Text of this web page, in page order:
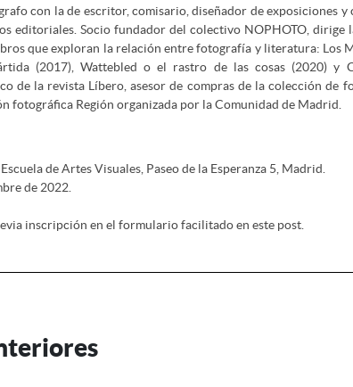
con la de escritor, comisario, diseñador de exposiciones y
editoriales. Socio fundador del colectivo NOPHOTO, dirige
que exploran la relación entre fotografía y literatura: Los
(2017), Wattebled o el rastro de las cosas (2020) y
de la revista Líbero, asesor de compras de la colección de
fotográfica Región organizada por la Comunidad de Madrid.
Escuela de Artes Visuales, Paseo de la Esperanza 5, Madrid.
de 2022.
inscripción en el formulario facilitado en este post.